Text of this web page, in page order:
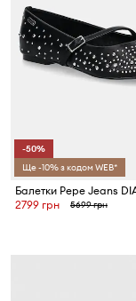
-50%
Ще -10% з кодом WEB*
2799 грн
5699 грн